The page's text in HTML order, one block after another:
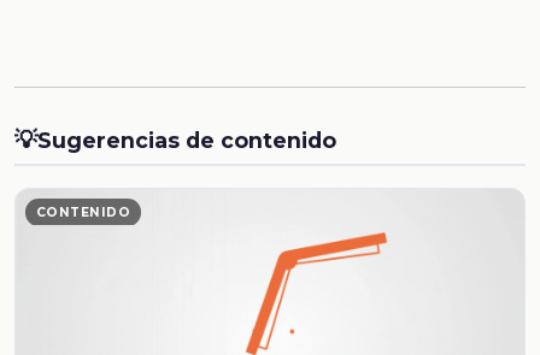
💡Sugerencias de contenido
CONTENIDO